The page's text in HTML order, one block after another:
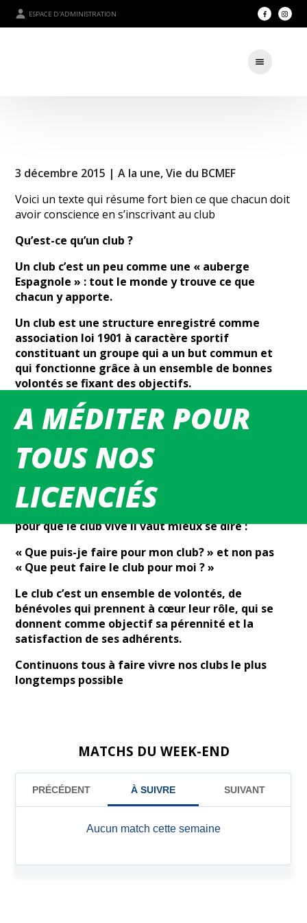
ESPACE D'ADMINISTRATION
A MÉDITER POUR
TOUS NOS
LICENCIÉS
3 décembre 2015 |A la une,Vie du BCMEF
Voici un texte qui résume fort bien ce que chacun doit
avoir conscience en s’inscrivant au club
Qu’est-ce qu’un club ?
Un club c’est un peu comme une « auberge
Espagnole » : tout le monde y trouve ce que
chacun y apporte.
Un club est une structure enregistré comme
association loi 1901 à caractère sportif
constituant un groupe qui a un but commun et
qui fonctionne grâce à un ensemble de bonnes
volontés se fixant des objectifs.
Un club c’est un état d’esprit que l’on partage, ce
sont des moments de fête, des moments
on garde le souvenir et qui nous permettent
d’exister individuellement et collectivement.
Le club peut faire quelque chose pour chacun
d’entre-nous dans la mesure de ses moyens, mais
pour que le club vive il vaut mieux se dire :
« Que puis-je faire pour mon club? » et non pas
« Que peut faire le club pour moi ? »
Le club c’est un ensemble de volontés, de
bénévoles qui prennent à cœur leur rôle, qui se
donnent comme objectif sa pérennité et la
satisfaction de ses adhérents.
Continuons tous à faire vivre nos clubs le plus
longtemps possible
MATCHS DU WEEK-END